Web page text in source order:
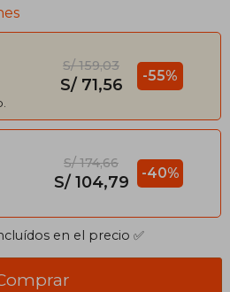
S/ 159,03
S/ 71,56 -55%
S/ 174,66
S/ 104,79 -40%
en el precio ✅